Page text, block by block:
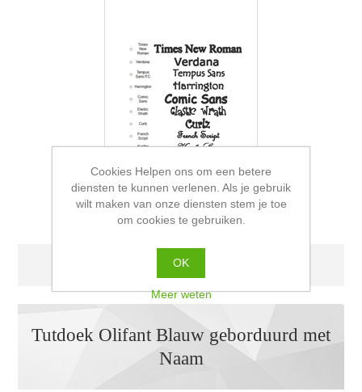
Dit product is helaas niet meer beschikbaar
Tutdoek Olifant Blauw geborduurd met
Naam
Cookies Helpen ons om een betere
diensten te kunnen verlenen. Als je gebruik
wilt maken van onze diensten stem je toe
om cookies te gebruiken.
OK
Meer weten